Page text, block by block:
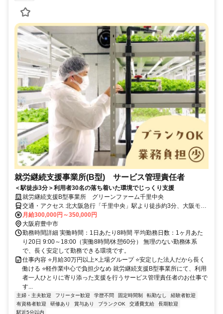
就労継続支援事業所(B型) サービス管理責任者
＜駅徒歩3分＞利用者30名の落ち着いた環境でじっくり支援
就労継続支援B型事業所 グリーンファーム千里中央
交通・アクセス 北大阪急行「千里中央」駅より徒歩約3分、大阪モノ
レール「千里中央」駅より徒歩約8分
月給300,000円～350,000円
大阪府豊中市
勤務時間詳細 実働時間：1日あたり8時間 平均勤務日数：1ヶ月あた
り20日 9:00～18:00（実働8時間/休憩60分） 無理のない勤務体系
で、長く安定して勤務できる環境です。
仕事内容 ⭐月給30万円以上×上場グループ ⭐安定した法人だから長く
働ける ⭐軽作業中心で負担少なめ 就労継続支援B型事業所にて、利用
者一人ひとりに寄り添った支援を行うサービス管理責任者のお仕事で
す...
主婦・主夫歓迎 フリーター歓迎 学歴不問 固定時間制 転勤なし
経験者歓迎
有資格者歓迎
研修あり 賞与あり ブランクOK 交通費支給
長期歓迎
駅近5分以内